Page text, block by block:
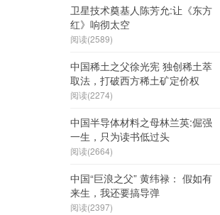
卫星技术奠基人陈芳允:让《东方
红》响彻太空
阅读(2589)
中国稀土之父徐光宪 独创稀土萃
取法，打破西方稀土矿定价权
阅读(2274)
中国半导体材料之母林兰英:倔强
一生，只为读书低过头
阅读(2664)
中国“巨浪之父” 黄纬禄： 假如有
来生，我还要搞导弹
阅读(2397)